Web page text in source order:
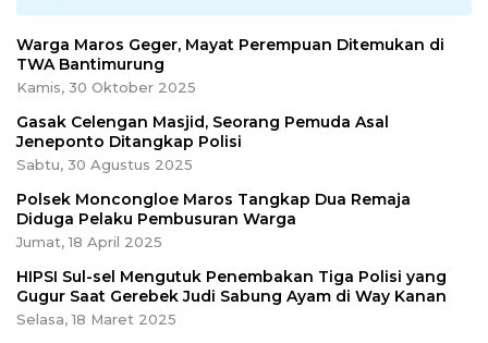
Warga Maros Geger, Mayat Perempuan Ditemukan di
TWA Bantimurung
Kamis, 30 Oktober 2025
Gasak Celengan Masjid, Seorang Pemuda Asal
Jeneponto Ditangkap Polisi
Sabtu, 30 Agustus 2025
Polsek Moncongloe Maros Tangkap Dua Remaja
Diduga Pelaku Pembusuran Warga
Jumat, 18 April 2025
HIPSI Sul-sel Mengutuk Penembakan Tiga Polisi yang
Gugur Saat Gerebek Judi Sabung Ayam di Way Kanan
Selasa, 18 Maret 2025